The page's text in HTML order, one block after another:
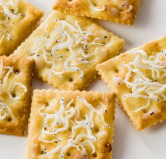
介護食
栄養・健康ケア商品
スキンケア用品
パッケージサラダ
ンツ
キユーピー３分
クッキング
採用情報